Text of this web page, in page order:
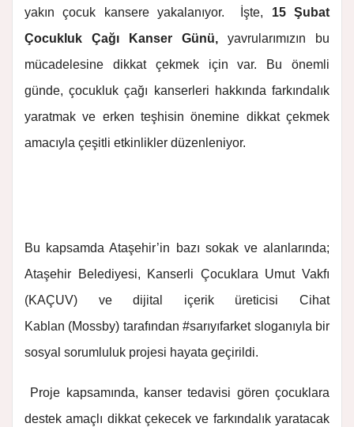
yakın çocuk kansere yakalanıyor. İşte, 15 Şubat
Çocukluk Çağı Kanser Günü, yavrularımızın bu
mücadelesine dikkat çekmek için var. Bu önemli
günde, çocukluk çağı kanserleri hakkında farkındalık
yaratmak ve erken teşhisin önemine dikkat çekmek
amacıyla çeşitli etkinlikler düzenleniyor.
Bu kapsamda Ataşehir’in bazı sokak ve alanlarında;
Ataşehir Belediyesi, Kanserli Çocuklara Umut Vakfı
(KAÇUV) ve dijital içerik üreticisi Cihat
Kablan (Mossby) tarafından #sarıyıfarket sloganıyla bir
sosyal sorumluluk projesi hayata geçirildi.
Proje kapsamında, kanser tedavisi gören çocuklara
destek amaçlı dikkat çekecek ve farkındalık yaratacak